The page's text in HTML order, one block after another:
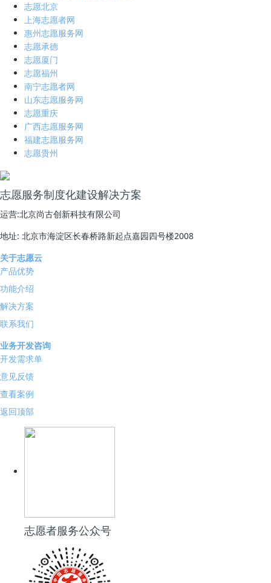
志愿北京
上海志愿者网
惠州志愿服务网
志愿承德
志愿厦门
志愿福州
南宁志愿者网
山东志愿服务网
志愿重庆
广西志愿服务网
福建志愿服务网
志愿贵州
志愿服务制度化建设解决方案
运营:北京尚古创新科技有限公司
地址: 北京市海淀区长春桥路新起点嘉园四号楼2008
关于志愿云
产品优势
功能介绍
解决方案
联系我们
业务开发咨询
开发需求单
意见反馈
查看案例
返回顶部
志愿者服务公众号